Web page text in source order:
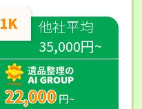
1K
他社平均
35,000円~
22,000 円~